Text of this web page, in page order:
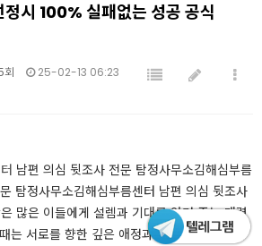
정시 100% 실패없는 성공 공식
회 25-02-13 06:23
남편 의심 뒷조사 전문 탐정사무소김해심부름
탐정사무소김해심부름센터 남편 의심 뒷조사
많은 이들에게 설렘과 기대를 안겨 주는 매력
는 서로를 향한 깊은 애정과 신뢰가 두 사람의